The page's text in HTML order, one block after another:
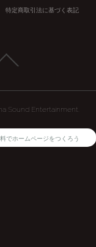
特定商取引法に基づく表記
Sound Entertainment
でホームページをつくろう